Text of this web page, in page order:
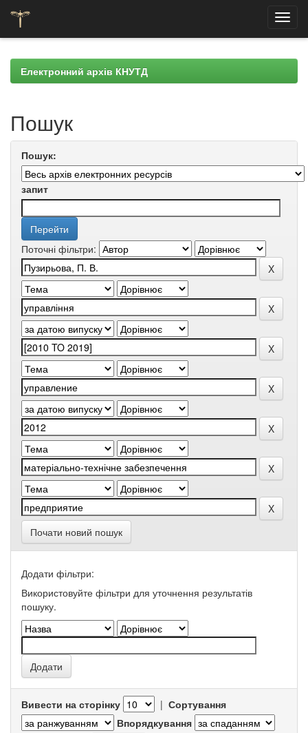
navigationЕлектронний архів КНУТД
Пошук
Пошук:
запит
Поточні фільтри:
Почати новий пошук
Додати фільтри:
Використовуйте фільтри для уточнення результатів
пошуку.
Вивести на сторінку | Сортування
Впорядкування